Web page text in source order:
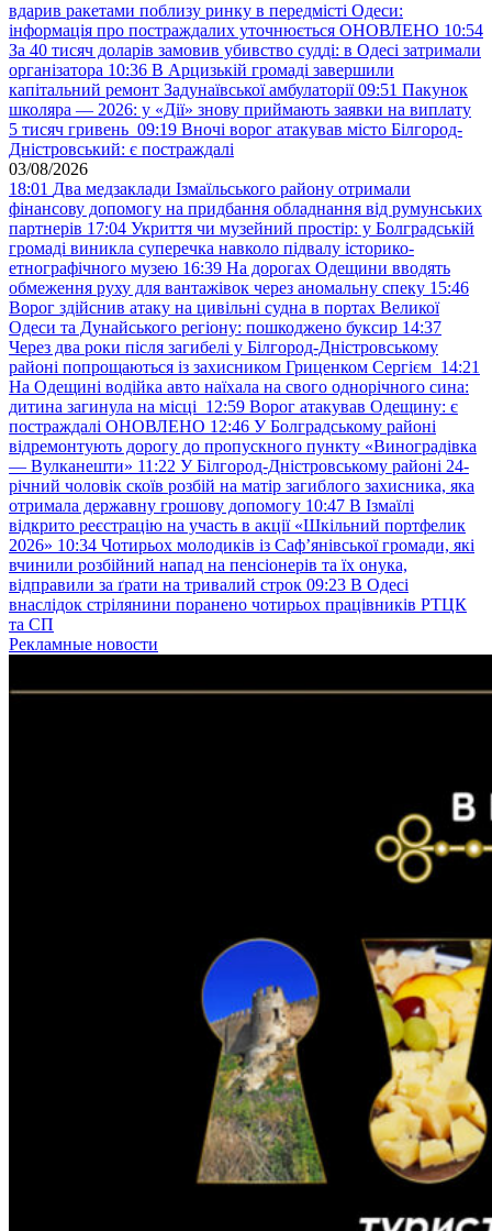
вдарив ракетами поблизу ринку в передмісті Одеси:
інформація про постраждалих уточнюється ОНОВЛЕНО 10:54
За 40 тисяч доларів замовив убивство судді: в Одесі затримали
організатора 10:36 В Арцизькій громаді завершили
капітальний ремонт Задунаївської амбулаторії 09:51 Пакунок
школяра — 2026: у «Дії» знову приймають заявки на виплату
5 тисяч гривень 09:19 Вночі ворог атакував місто Білгород-
Дністровський: є постраждалі
03/08/2026
18:01 Два медзаклади Ізмаїльського району отримали
фінансову допомогу на придбання обладнання від румунських
партнерів 17:04 Укриття чи музейний простір: у Болградській
громаді виникла суперечка навколо підвалу історико-
етнографічного музею 16:39 На дорогах Одещини вводять
обмеження руху для вантажівок через аномальну спеку 15:46
Ворог здійснив атаку на цивільні судна в портах Великої
Одеси та Дунайського регіону: пошкоджено буксир 14:37
Через два роки після загибелі у Білгород-Дністровському
районі попрощаються із захисником Гриценком Сергієм 14:21
На Одещині водійка авто наїхала на свого однорічного сина:
дитина загинула на місці 12:59 Ворог атакував Одещину: є
постраждалі ОНОВЛЕНО 12:46 У Болградському районі
відремонтують дорогу до пропускного пункту «Виноградівка
— Вулканешти» 11:22 У Білгород-Дністровському районі 24-
річний чоловік скоїв розбій на матір загиблого захисника, яка
отримала державну грошову допомогу 10:47 В Ізмаїлі
відкрито реєстрацію на участь в акції «Шкільний портфелик
2026» 10:34 Чотирьох молодиків із Саф’янівської громади, які
вчинили розбійний напад на пенсіонерів та їх онука,
відправили за ґрати на тривалий строк 09:23 В Одесі
внаслідок стрілянини поранено чотирьох працівників РТЦК
та СП
Рекламные новости